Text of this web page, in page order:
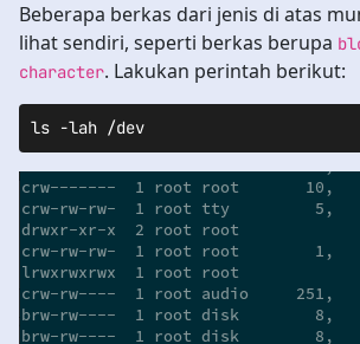
Beberapa berkas dari jenis di atas
lihat sendiri, seperti berkas berupa
character. Lakukan perintah berikut:
ls -lah /dev